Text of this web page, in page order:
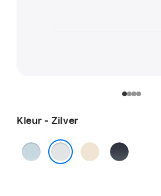
Kleur - Zilver
HemelsblauwSterrenlichtMiddernacht